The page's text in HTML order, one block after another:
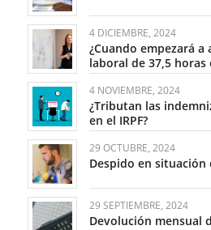
4 DICIEMBRE, 2024
¿Cuando empezará
laboral de 37,5 horas
4 NOVIEMBRE, 2024
¿Tributan las
en el IRPF?
29 OCTUBRE, 2024
Despido en situación
29 SEPTIEMBRE, 2024
Devolución mensual